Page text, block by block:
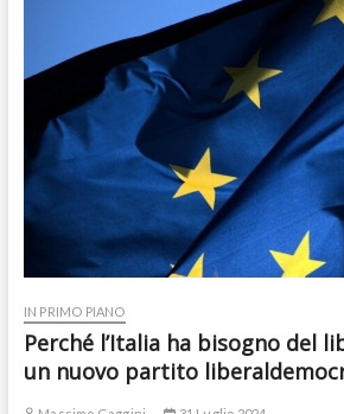
IN PRIMO PIANO
Perché l’Italia ha bisogno del
un nuovo partito